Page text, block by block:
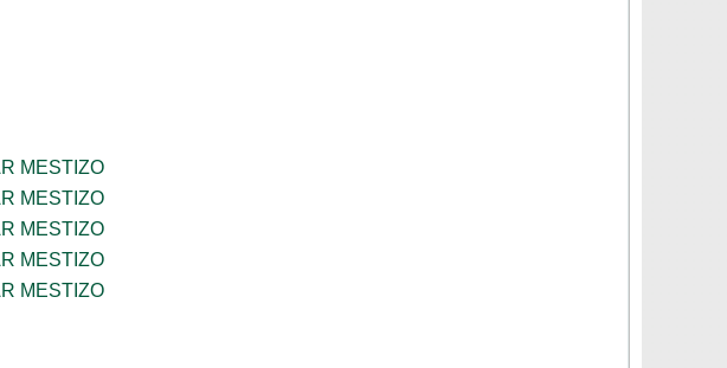
MESTIZO
MESTIZO
MESTIZO
MESTIZO
MESTIZO